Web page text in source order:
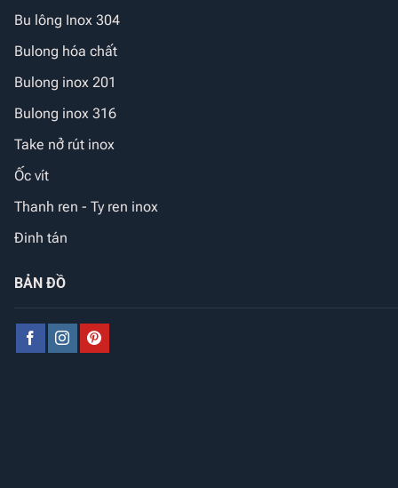
Bu lông Inox 304
Bulong hóa chất
Bulong inox 201
Bulong inox 316
Take nở rút inox
Ốc vít
Thanh ren - Ty ren inox
Đinh tán
BẢN ĐỒ